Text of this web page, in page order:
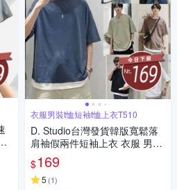
衣服男裝t恤短袖t恤上衣T510
D. Studio台灣發貨韓版寬鬆落
肩袖假兩件短袖上衣 衣服 男
裝 t恤 短袖t恤 上衣T510
$169
5 (1)